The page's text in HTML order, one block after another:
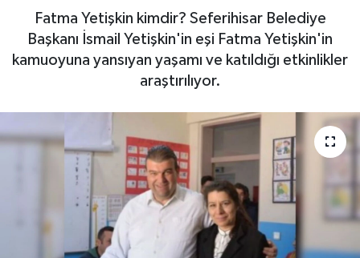
Fatma Yetişkin kimdir? Seferihisar Belediye
Başkanı İsmail Yetişkin'in eşi Fatma Yetişkin'in
kamuoyuna yansıyan yaşamı ve katıldığı etkinlikler
araştırılıyor.
Haberde İnsan
Kültür Sanat
Magazin
Manşet Altı
Manşetler
Resmi İlan